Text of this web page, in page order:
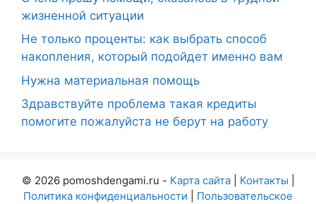
жизненной ситуации
Не только проценты: как выбрать способ
накопления, который подойдет именно вам
Нужна материальная помощь
Здравствуйте проблема такая кредиты
помогите пожалуйста не берут на работу
© 2026 pomoshdengami.ru - Карта сайта| Контакты
Политика конфиденциальности
Пользовательское